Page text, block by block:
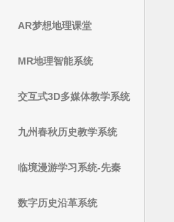
AR梦想地理课堂
MR地理智能系统
交互式3D多媒体教学系统
九州春秋历史教学系统
临境漫游学习系统-先秦
数字历史沿革系统